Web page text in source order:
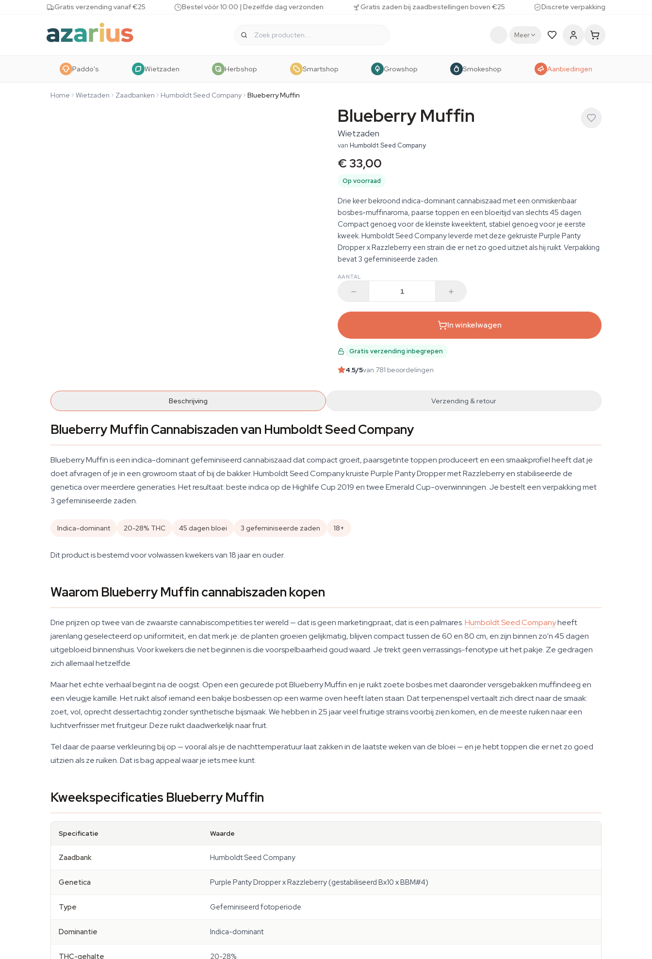
Skip to content Gratis verzending vanaf €25 Bestel vóór 10:00 | Dezelfde dag verzonden Gratis zaden bij zaadbestellingen boven €25 Discrete verpakking
Meer
Paddo's Wietzaden Herbshop Smartshop Growshop Smokeshop Aanbiedingen
Home Wietzaden Zaadbanken Humboldt Seed Company Blueberry Muffin
Blueberry Muffin
Wietzaden
van Humboldt Seed Company
€ 33,00
Op voorraad
Drie keer bekroond indica-dominant cannabiszaad met een onmiskenbaar
bosbes-muffinaroma, paarse toppen en een bloeitijd van slechts 45 dagen.
Compact genoeg voor de kleinste kweektent, stabiel genoeg voor je eerste
kweek. Humboldt Seed Company leverde met deze gekruiste Purple Panty
Dropper x Razzleberry een strain die er net zo goed uitziet als hij ruikt. Verpakking
bevat 3 gefeminiseerde zaden.
AANTAL
In winkelwagen
Gratis verzending inbegrepen
4.5/5van 781 beoordelingen
Beschrijving Verzending & retour
Blueberry Muffin Cannabiszaden van Humboldt Seed Company
Blueberry Muffin is een indica-dominant gefeminiseerd cannabiszaad dat compact groeit, paarsgetinte toppen produceert en een smaakprofiel heeft dat je
doet afvragen of je in een growroom staat of bij de bakker. Humboldt Seed Company kruiste Purple Panty Dropper met Razzleberry en stabiliseerde de
genetica over meerdere generaties. Het resultaat: beste indica op de Highlife Cup 2019 en twee Emerald Cup-overwinningen. Je bestelt een verpakking met
3 gefeminiseerde zaden.
Indica-dominant 20-28% THC 45 dagen bloei 3 gefeminiseerde zaden 18+
Dit product is bestemd voor volwassen kwekers van 18 jaar en ouder.
Waarom Blueberry Muffin cannabiszaden kopen
Drie prijzen op twee van de zwaarste cannabiscompetities ter wereld — dat is geen marketingpraat, dat is een palmares.Humboldt Seed Companyheeft
jarenlang geselecteerd op uniformiteit, en dat merk je: de planten groeien gelijkmatig, blijven compact tussen de 60 en 80 cm, en zijn binnen zo'n 45 dagen
uitgebloeid binnenshuis. Voor kwekers die net beginnen is die voorspelbaarheid goud waard. Je trekt geen verrassings-fenotype uit het pakje. Ze gedragen
zich allemaal hetzelfde.
Maar het echte verhaal begint na de oogst. Open een gecurede pot Blueberry Muffin en je ruikt zoete bosbes met daaronder versgebakken muffindeeg en
een vleugje kamille. Het ruikt alsof iemand een bakje bosbessen op een warme oven heeft laten staan. Dat terpenenspel vertaalt zich direct naar de smaak:
zoet, vol, oprecht dessertachtig zonder synthetische bijsmaak. We hebben in 25 jaar veel fruitige strains voorbij zien komen, en de meeste ruiken naar een
luchtverfrisser met fruitgeur. Deze ruikt daadwerkelijk naar fruit.
Tel daar de paarse verkleuring bij op — vooral als je de nachttemperatuur laat zakken in de laatste weken van de bloei — en je hebt toppen die er net zo goed
uitzien als ze ruiken. Dat is bag appeal waar je iets mee kunt.
Kweekspecificaties Blueberry Muffin
Specificatie Waarde
Zaadbank Humboldt Seed Company
Genetica Purple Panty Dropper x Razzleberry (gestabiliseerd Bx10 x BBM#4)
Type Gefeminiseerd fotoperiode
Dominantie Indica-dominant
THC-gehalte 20-28%